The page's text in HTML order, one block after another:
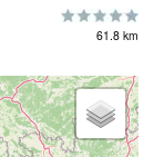
61.8 km